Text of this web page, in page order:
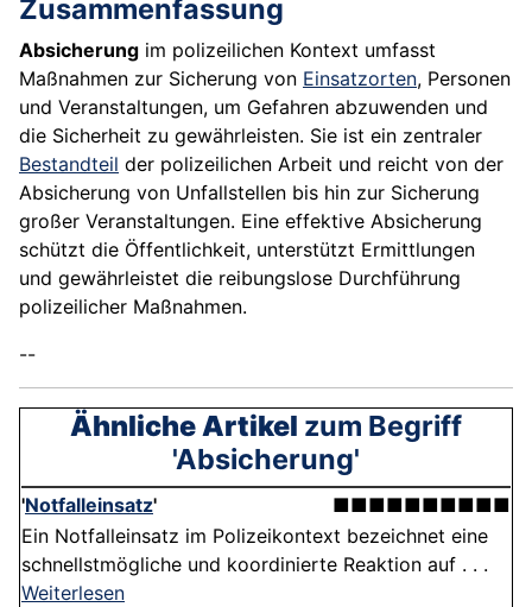
Zusammenfassung
Absicherung im polizeilichen Kontext umfasst
Maßnahmen zur Sicherung von Einsatzorten, Personen
und Veranstaltungen, um Gefahren abzuwenden und
die Sicherheit zu gewährleisten. Sie ist ein zentraler
Bestandteil der polizeilichen Arbeit und reicht von der
Absicherung von Unfallstellen bis hin zur Sicherung
großer Veranstaltungen. Eine effektive Absicherung
schützt die Öffentlichkeit, unterstützt Ermittlungen
und gewährleistet die reibungslose Durchführung
polizeilicher Maßnahmen.
--
Ähnliche Artikel zum Begriff
'Absicherung'
'Notfalleinsatz'
■■■■■■■■■■
Ein Notfalleinsatz im Polizeikontext bezeichnet eine
schnellstmögliche und koordinierte Reaktion auf . . .
Weiterlesen